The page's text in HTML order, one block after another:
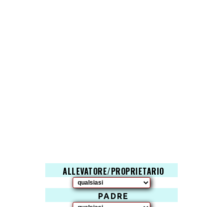
ALLEVATORE/PROPRIETARIO
PADRE